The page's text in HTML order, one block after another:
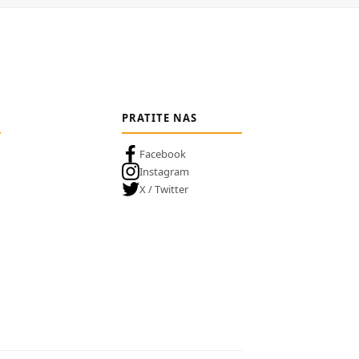
PRATITE NAS
Facebook
Instagram
X / Twitter